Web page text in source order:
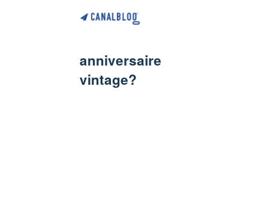
anniversaire
vintage?